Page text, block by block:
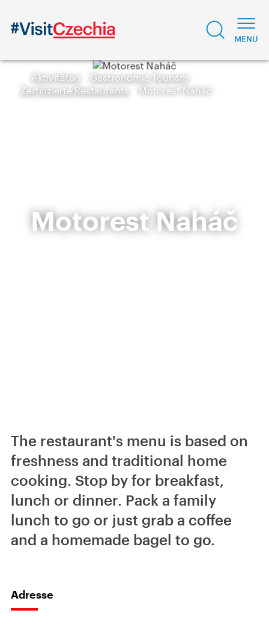
Aktivitäten
Gastronomic Tourism
Zertifizierte Restaurants
Motorest Naháč
Motorest Naháč
The restaurant's menu is based on
freshness and traditional home
cooking. Stop by for breakfast,
lunch or dinner. Pack a family
lunch to go or just grab a coffee
and a homemade bagel to go.
Adresse